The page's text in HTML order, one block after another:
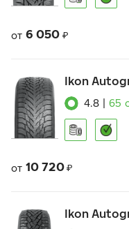
от 6 050 ₽
Ikon
4.8 65
от 10 720 ₽
Ikon